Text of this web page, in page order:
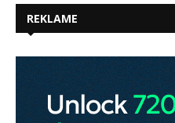
REKLAME